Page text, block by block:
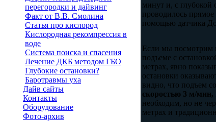
перегородки и дайвинг
Факт от В.В. Смолина
Статья про кислород
Кислородная рекомпрессия в
воде
Система поиска и спасения
Лечение ДКБ методом ГБО
Глубокие остановки?
Баротравмы уха
Дайв сайты
Контакты
Оборудование
Фото-архив
минут и, с глубокой
проводилось
помощью датчика
Если мы посмотрим
подъеме с
метрах, явно
остановки
видно, что подъем
скоростью 3 м/мин,
необходим, но не
метрах и